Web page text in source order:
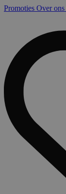
Promoties Over ons